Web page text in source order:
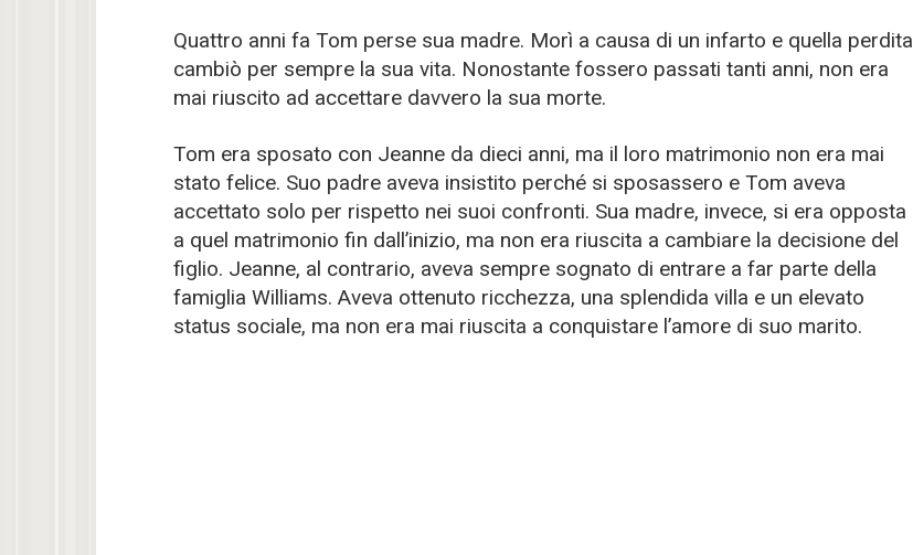
Quattro anni fa Tom perse sua madre. Morì a causa di un infarto e quella perdita
cambiò per sempre la sua vita. Nonostante fossero passati tanti anni, non era
mai riuscito ad accettare davvero la sua morte.
Tom era sposato con Jeanne da dieci anni, ma il loro matrimonio non era mai
stato felice. Suo padre aveva insistito perché si sposassero e Tom aveva
accettato solo per rispetto nei suoi confronti. Sua madre, invece, si era opposta
a quel matrimonio fin dall’inizio, ma non era riuscita a cambiare la decisione del
figlio. Jeanne, al contrario, aveva sempre sognato di entrare a far parte della
famiglia Williams. Aveva ottenuto ricchezza, una splendida villa e un elevato
status sociale, ma non era mai riuscita a conquistare l’amore di suo marito.